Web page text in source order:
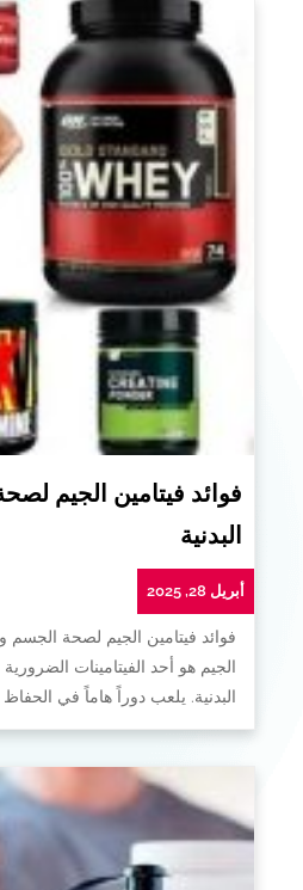
فوائد فيتامين الجيم
البدنية
أبريل 28, 2025
فوائد فيتامين الجيم لصحة الجسم
الجيم هو أحد الفيتامينات
البدنية. يلعب دوراً هاماً في